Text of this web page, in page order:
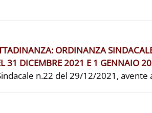
ORDINANZA
31 DICEMBRE 2021 E 1 GENNAIO
n.22 del 29/12/2021, avente